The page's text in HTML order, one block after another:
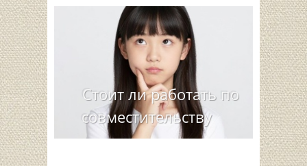
Стоит ли работать по
совместительству